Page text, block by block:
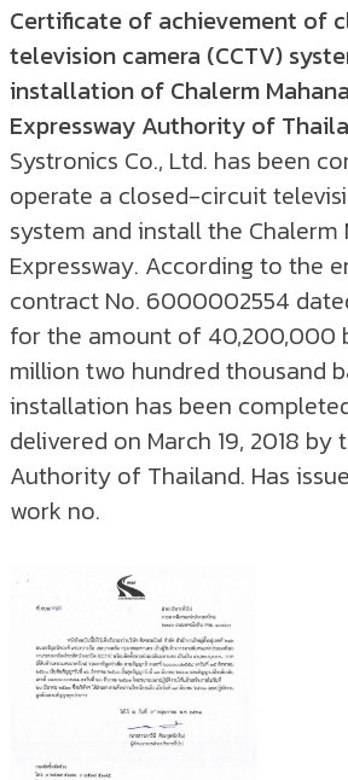
Certificate of achievement of
television camera (CCTV)
installation of Chalerm
Expressway Authority of
Systronics Co., Ltd. has been
operate a closed-circuit
system and install the Chalerm
Expressway. According to the
contract No. 6000002554
for the amount of 40,200,000
million two hundred thousand
installation has been
delivered on March 19, 2018 by
Authority of Thailand. Has
work no.